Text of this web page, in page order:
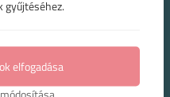
gyűjtéséhez.
elfogadása